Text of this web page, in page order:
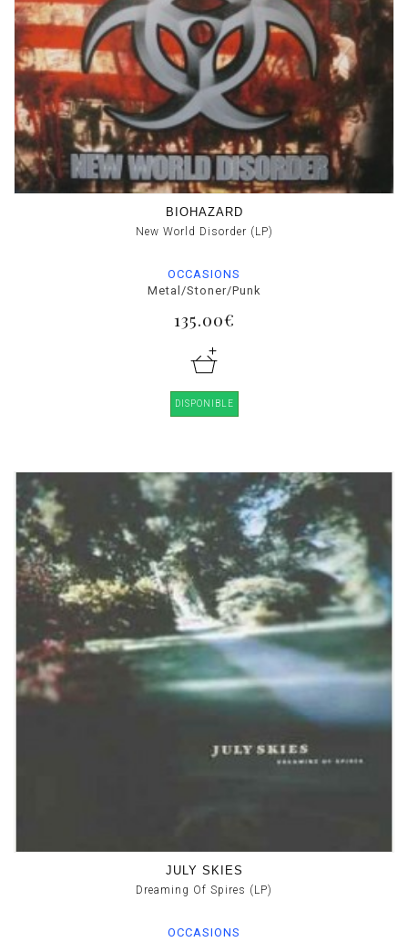
BIOHAZARD
New World Disorder (LP)
OCCASIONS
Metal/Stoner/Punk
135.00€
DISPONIBLE
JULY SKIES
Dreaming Of Spires (LP)
OCCASIONS